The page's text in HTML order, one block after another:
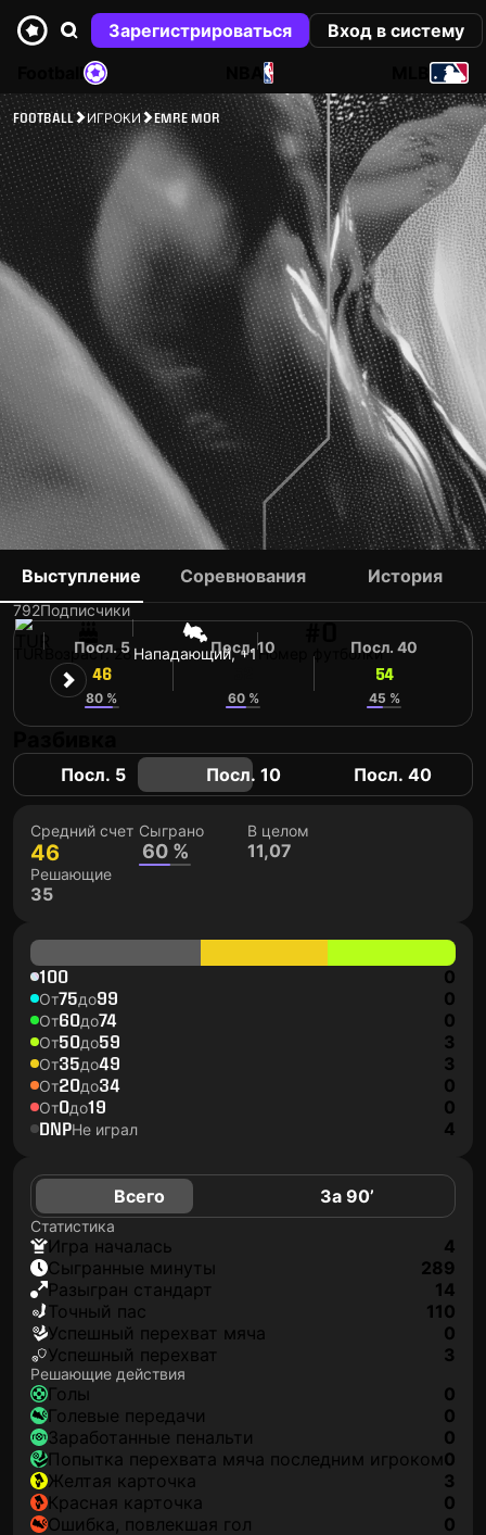
Зарегистрироваться
Вход в систему
NBA
FOOTBALL ИГРОКИ EMRE MOR
EMRE MOR
792Подписчики
Возраст: 28 Нападающий, +1 Номер футболки
Выступление Соревнования История
Посл. 5
46
80 %
Посл. 10
60 %
Посл. 40
54
45 %
Посл. 5 Посл. 10 Посл. 40
Средний счет
46
Сыграно
60 %
В целом
11,07
Решающие
35
100 0
От75до99 0
От60до74 0
От50до59 3
От35до49 3
От20до34 0
От0до19 0
DNPНе играл 4
Всего За 90’
Статистика
игра началась
4
сыгранные минуты
289
разыгран стандарт
14
точный пас
110
успешный перехват мяча
0
успешный перехват
3
Решающие действия
голы
0
голевые передачи
0
заработанные пенальти
0
попытка перехвата мяча последним игроком0
желтая карточка
3
красная карточка
0
ошибка, повлекшая гол
0